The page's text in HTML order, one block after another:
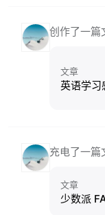
创作了一篇
文章
英语学习
充电了一篇
文章
少数派